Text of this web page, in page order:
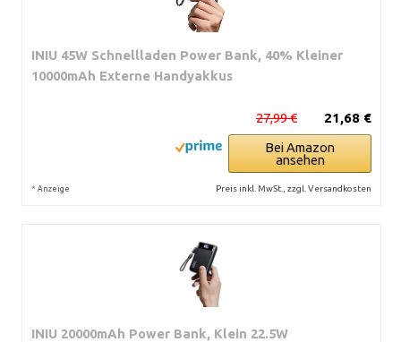
INIU 45W Schnellladen Power Bank, 40% Kleiner
10000mAh Externe Handyakkus
21,68 €
27,99 €
Bei Amazon
ansehen
* Anzeige Preis inkl. MwSt., zzgl. Versandkosten
INIU 20000mAh Power Bank, Klein 22.5W